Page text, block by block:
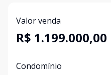
Valor venda
R$ 1.199.000,00
Condomínio